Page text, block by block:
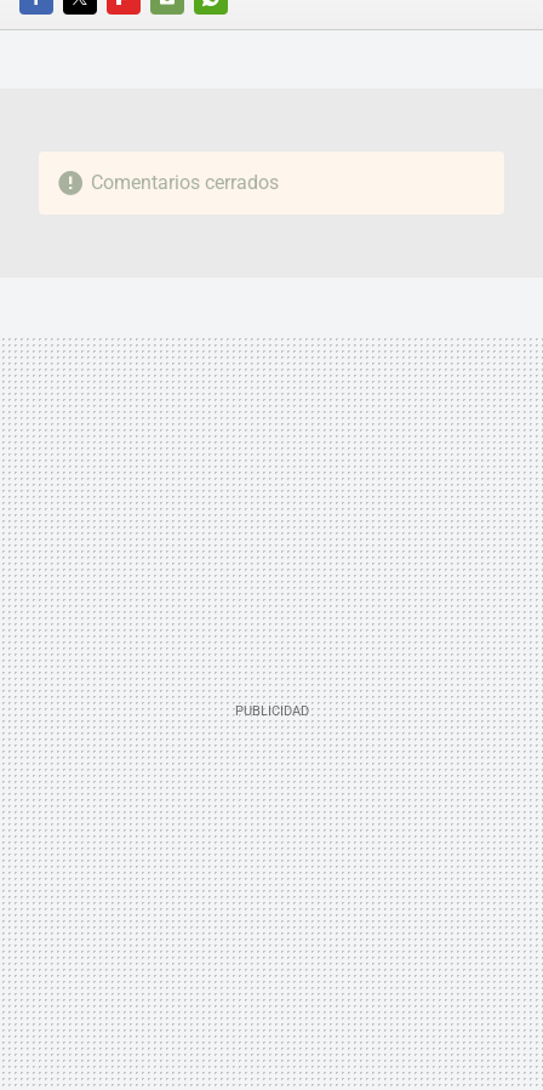
FACEBOOKTWITTERFLIPBOARD
E-
WHATSAPP
Comentarios cerrados